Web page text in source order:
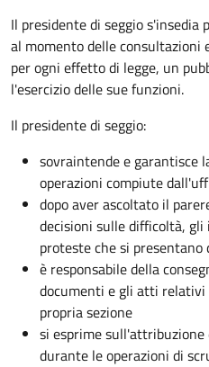
Il presidente di seggio s'insedia
al momento delle consultazioni
per ogni effetto di legge, un
l'esercizio delle sue funzioni.
Il presidente di seggio:
sovraintende e garantisce
operazioni compiute
dopo aver ascoltato il
decisioni sulle difficoltà,
proteste che si
è responsabile della
documenti e gli atti
propria sezione
si esprime
durante le operazioni di